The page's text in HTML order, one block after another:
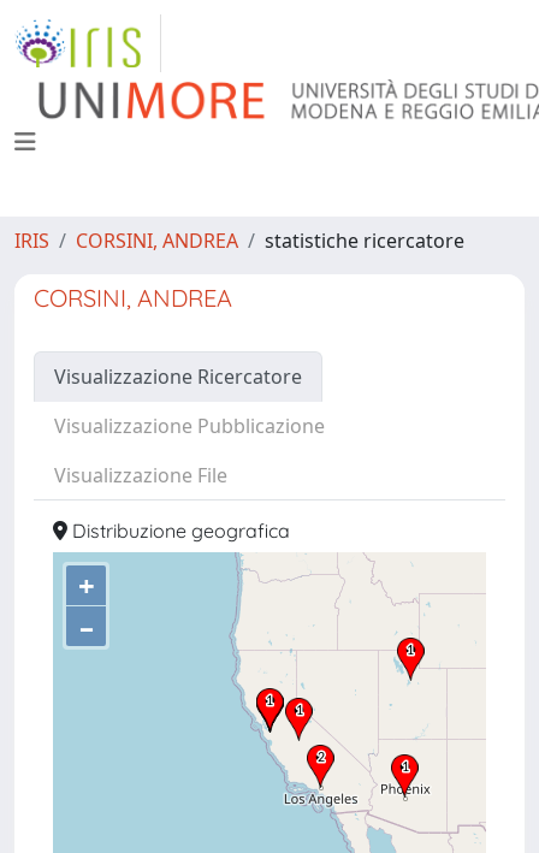
IRIS CORSINI, ANDREA statistiche ricercatore
CORSINI, ANDREA
Visualizzazione Ricercatore
Visualizzazione Pubblicazione
Visualizzazione File
Distribuzione geografica
+
–